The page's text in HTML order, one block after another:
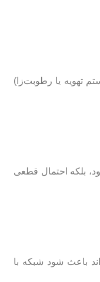
تهویه یا رطوبت‌زا)
بلکه احتمال قطعی
باعث شود شبکه با